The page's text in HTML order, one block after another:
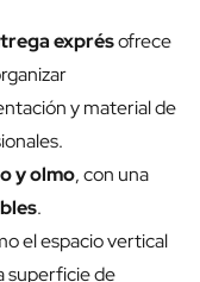
exprésofrece
y material de
y olmo, con una
.
el espacio vertical
superficie de